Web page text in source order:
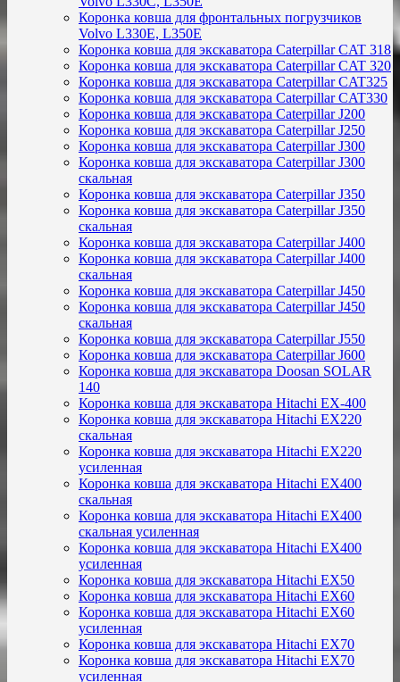
Коронка ковша для фронтальных погрузчиков
Volvo L330E, L350E
Коронка ковша для экскаватора Caterpillar CAT 318
Коронка ковша для экскаватора Caterpillar CAT 320
Коронка ковша для экскаватора Caterpillar CAT325
Коронка ковша для экскаватора Caterpillar CAT330
Коронка ковша для экскаватора Caterpillar J200
Коронка ковша для экскаватора Caterpillar J250
Коронка ковша для экскаватора Caterpillar J300
Коронка ковша для экскаватора Caterpillar J300
скальная
Коронка ковша для экскаватора Caterpillar J350
Коронка ковша для экскаватора Caterpillar J350
скальная
Коронка ковша для экскаватора Caterpillar J400
Коронка ковша для экскаватора Caterpillar J400
скальная
Коронка ковша для экскаватора Caterpillar J450
Коронка ковша для экскаватора Caterpillar J450
скальная
Коронка ковша для экскаватора Caterpillar J550
Коронка ковша для экскаватора Caterpillar J600
Коронка ковша для экскаватора Doosan SOLAR
140
Коронка ковша для экскаватора Hitachi EX-400
Коронка ковша для экскаватора Hitachi EX220
скальная
Коронка ковша для экскаватора Hitachi EX220
усиленная
Коронка ковша для экскаватора Hitachi EX400
скальная
Коронка ковша для экскаватора Hitachi EX400
скальная усиленная
Коронка ковша для экскаватора Hitachi EX400
усиленная
Коронка ковша для экскаватора Hitachi EX50
Коронка ковша для экскаватора Hitachi EX60
Коронка ковша для экскаватора Hitachi EX60
усиленная
Коронка ковша для экскаватора Hitachi EX70
Коронка ковша для экскаватора Hitachi EX70
усиленная